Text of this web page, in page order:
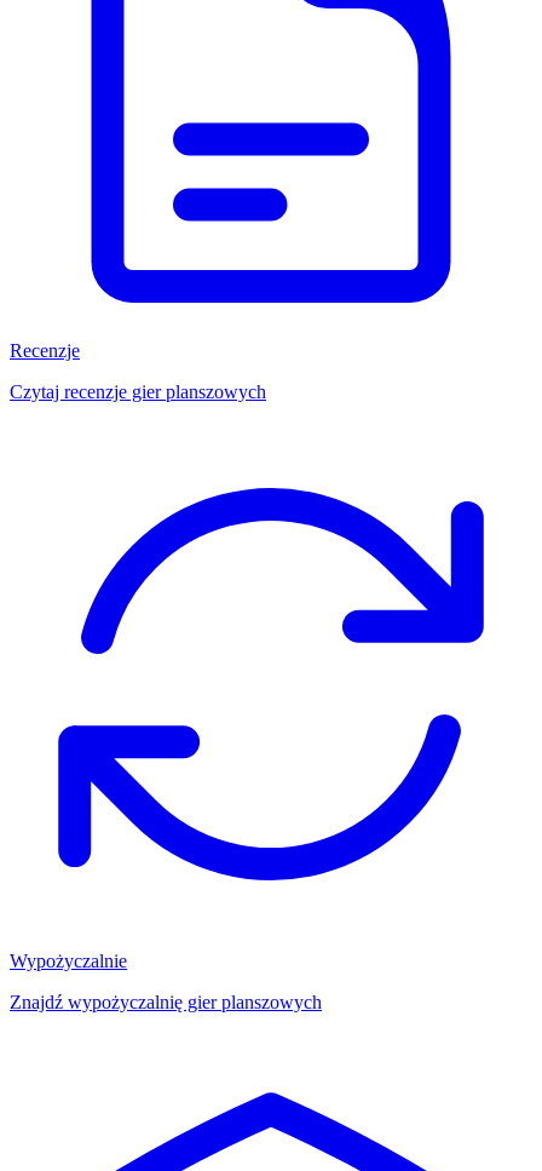
Recenzje
Czytaj recenzje gier planszowych
Wypożyczalnie
Znajdź wypożyczalnię gier planszowych